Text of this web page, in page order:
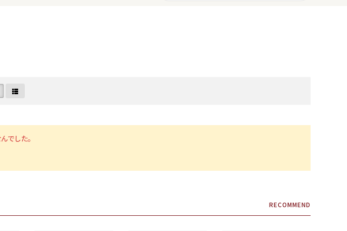
マリンインテリア・アクセサリ マリンスポーツ・マリンギア
日本救命器具株式会社 株式会社ノボル電機製作所
でした。
RECOMMEND